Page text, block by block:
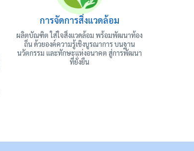
การจัดการสิ่งแวดล้อม
ผลิตบัณฑิต ใส่ใจสิ่งแวดล้อม พร้อมพัฒนาท้อง
ถิ่น ด้วยองค์ความรู้เชิงบูรณาการ บนฐาน
นวัตกรรม และทักษะแห่งอนาคต สู่การพัฒนา
ที่ยั่งยืน